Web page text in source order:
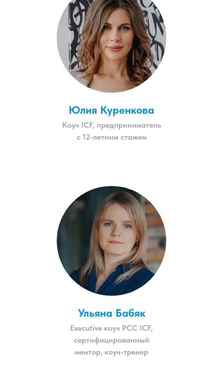
Юлия Куренкова
Коуч ICF, предприниматель
с 12-летним стажем
Ульяна Бабяк
Еxecutive коуч РСС ICF,
сертифицированный
ментор, коуч-тренер